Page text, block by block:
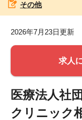
医療事務求人ドット
サイトの使い方
運営会社
その他
2026年7月23日更新
求人
医療法人社
クリニック